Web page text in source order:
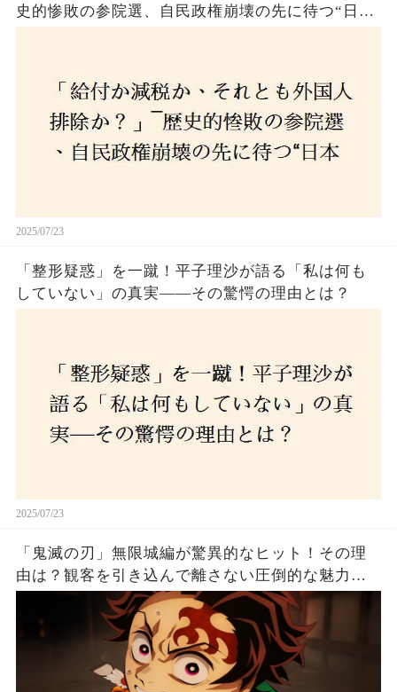
史的惨敗の参院選、自民政権崩壊の先に待つ“日本
2025/07/23
「整形疑惑」を一蹴！平子理沙が語る「私は何も
していない」の真実——その驚愕の理由とは？
2025/07/23
「鬼滅の刃」無限城編が驚異的なヒット！その理
由は？観客を引き込んで離さない圧倒的な魅力と